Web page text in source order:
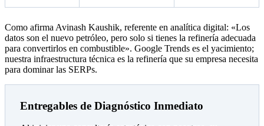
Como afirma Avinash Kaushik, referente en analítica digital: «Los
datos son el nuevo petróleo, pero solo si tienes la refinería adecuada
para convertirlos en combustible». Google Trends es el yacimiento;
nuestra infraestructura técnica es la refinería que su empresa necesita
para dominar las SERPs.
Entregables de Diagnóstico Inmediato